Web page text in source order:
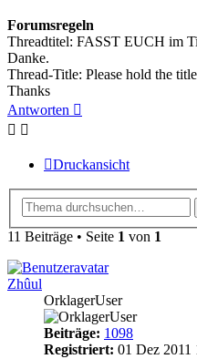
Forumsregeln
Threadtitel: FASST EUCH im
Danke.
Thread-Title: Please hold the
Thanks
Antworten
Druckansicht
11 Beiträge • Seite 1 von 1
Zhûul
OrklagerUser
Beiträge: 1098
Registriert: 01 Dez 2011